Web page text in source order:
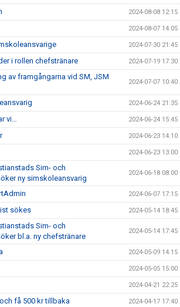
2024-08-08 12:15
2024-08-07 14:05
2024-07-30 21:45
i rollen chefstränare 2024-07-19 17:30
av framgångarna vid SM, JSM
2024-07-07 10:40
2024-06-24 21:35
vi… 2024-06-24 15:45
2024-06-23 14:10
2024-06-23 13:00
Sim- och
ny simskoleansvarig
2024-06-18 08:00
2024-06-07 17:15
sökes 2024-05-14 18:45
Sim- och
bl.a. ny chefstränare
2024-05-14 17:45
2024-05-09 14:15
2024-05-05 15:00
2024-04-21 22:25
få 500 kr tillbaka 2024-04-17 17:40